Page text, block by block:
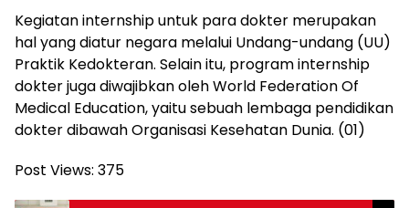
Kegiatan internship untuk para dokter merupakan
hal yang diatur negara melalui Undang-undang (UU)
Praktik Kedokteran. Selain itu, program internship
dokter juga diwajibkan oleh World Federation Of
Medical Education, yaitu sebuah lembaga pendidikan
dokter dibawah Organisasi Kesehatan Dunia. (01)
Post Views: 375